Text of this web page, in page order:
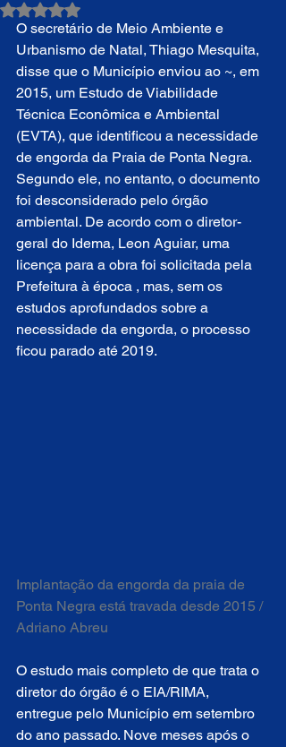
Avaliado com NaN de 5 estrelas.
O secretário de Meio Ambiente e
Urbanismo de Natal, Thiago Mesquita,
disse que o Município enviou ao ~, em
2015, um Estudo de Viabilidade
Técnica Econômica e Ambiental
(EVTA), que identificou a necessidade
de engorda da Praia de Ponta Negra.
Segundo ele, no entanto, o documento
foi desconsiderado pelo órgão
ambiental. De acordo com o diretor-
geral do Idema, Leon Aguiar, uma
licença para a obra foi solicitada pela
Prefeitura à época , mas, sem os
estudos aprofundados sobre a
necessidade da engorda, o processo
ficou parado até 2019.
Implantação da engorda da praia de
Ponta Negra está travada desde 2015 /
Adriano Abreu
O estudo mais completo de que trata o
diretor do órgão é o EIA/RIMA,
entregue pelo Município em setembro
do ano passado. Nove meses após o